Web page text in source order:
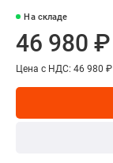
На складе
46 980 ₽
Цена с НДС: 46 980 ₽